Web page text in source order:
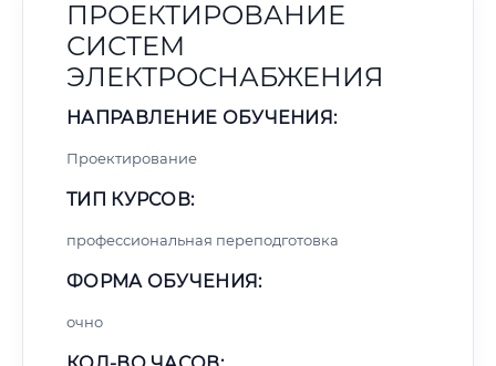
ПРОЕКТИРОВАНИЕ
СИСТЕМ
ЭЛЕКТРОСНАБЖЕНИЯ
НАПРАВЛЕНИЕ ОБУЧЕНИЯ:
Проектирование
ТИП КУРСОВ:
профессиональная переподготовка
ФОРМА ОБУЧЕНИЯ:
очно